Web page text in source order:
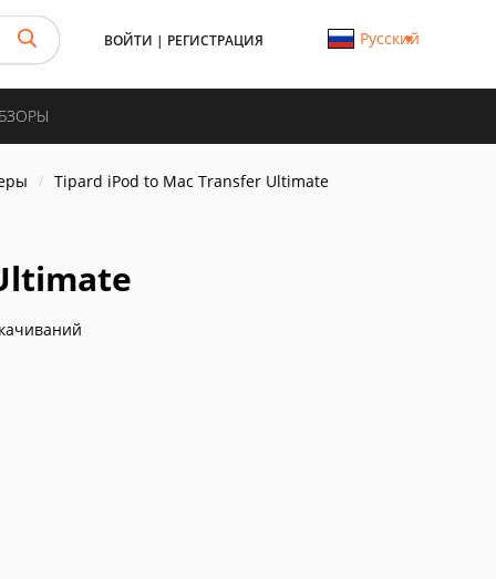
ВОЙТИ | РЕГИСТРАЦИЯ Русский
Tipard iPod to Mac Transfer Ultimate